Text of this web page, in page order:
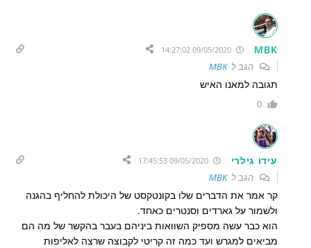
MBK
הגב לMBK
תגובה למאנו האיש
0
עידו גילרי 09/05/2020 17:45:53
הגב לMBK
קר אמר את הדברים שלו בקונטקסט של היכולת להחליף בהגנה
ולשמור על גארדים וסנטרים כאחד.
הוא כבר עשה מספיק השוואות ביניהם בעבר בהקשר של מה הם
מביאים למגרש ועד כמה זה קריטי לקבוצה שרצה לאליפות